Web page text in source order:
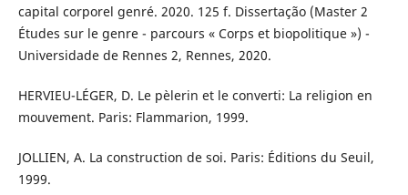
capital corporel genré. 2020. 125 f. Dissertação (Master 2
Études sur le genre - parcours « Corps et biopolitique ») -
Universidade de Rennes 2, Rennes, 2020.
HERVIEU-LÉGER, D. Le pèlerin et le converti: La religion en
mouvement. Paris: Flammarion, 1999.
JOLLIEN, A. La construction de soi. Paris: Éditions du Seuil,
1999.